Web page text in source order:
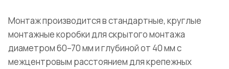
Монтаж производится в стандартные, круглые
монтажные коробки для скрытого монтажа
диаметром 60–70 мм и глубиной от 40 мм с
межцентровым расстоянием для крепежных